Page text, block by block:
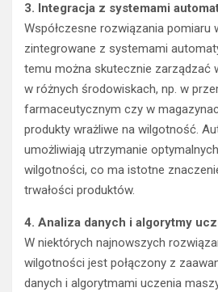
3. Integracja z systemami
Współczesne rozwiązania
zintegrowane z systemami
temu można skutecznie zarządzać
w różnych środowiskach, np. w
farmaceutycznym czy w
produkty wrażliwe na wilgotność.
umożliwiają utrzymanie
wilgotności, co ma istotne
trwałości produktów.
4. Analiza danych i algorytmy
W niektórych najnowszych
wilgotności jest połączony z
danych i algorytmami uczenia